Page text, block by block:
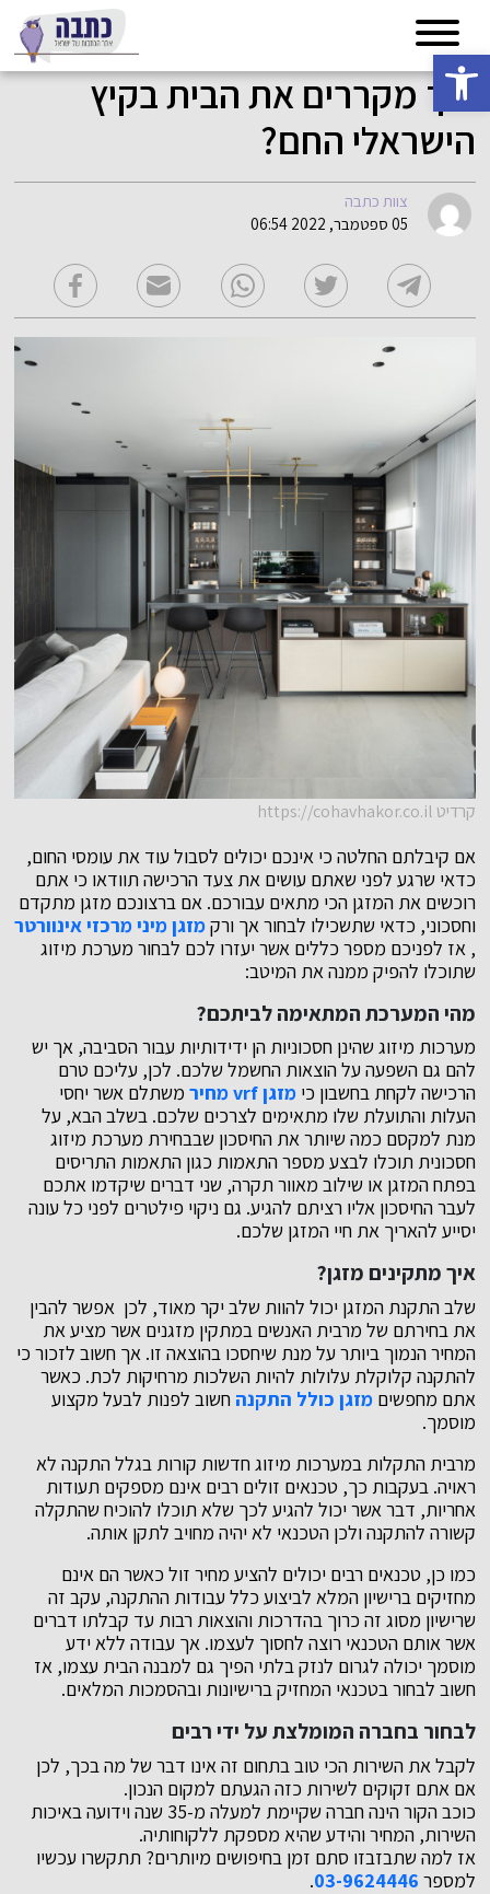
פתח סרגל נגישות
איך מקררים את הבית בקיץ
הישראלי החם?
צוות כתבה
05 ספטמבר, 2022 06:54
קרדיט https://cohavhakor.co.il
אם קיבלתם החלטה כי אינכם יכולים לסבול עוד את עומסי החום,
כדאי שרגע לפני שאתם עושים את צעד הרכישה תוודאו כי אתם
רוכשים את המזגן הכי מתאים עבורכם. אם ברצונכם מזגן מתקדם
וחסכוני, כדאי שתשכילו לבחור אך ורקמזגן מיני מרכזי אינוורטר
, אז לפניכם מספר כללים אשר יעזרו לכם לבחור מערכת מיזוג
שתוכלו להפיק ממנה את המיטב:
מהי המערכת המתאימה לביתכם?
מערכות מיזוג שהינן חסכוניות הן ידידותיות עבור הסביבה, אך יש
להם גם השפעה על הוצאות החשמל שלכם. לכן, עליכם טרם
הרכישה לקחת בחשבון כי מזגןvrfמחירמשתלם אשר יחסי
העלות והתועלת שלו מתאימים לצרכים שלכם. בשלב הבא, על
מנת למקסם כמה שיותר את החיסכון שבבחירת מערכת מיזוג
חסכונית תוכלו לבצע מספר התאמות כגון התאמות התריסים
בפתח המזגן או שילוב מאוור תקרה, שני דברים שיקדמו אתכם
לעבר החיסכון אליו רציתם להגיע. גם ניקוי פילטרים לפני כל עונה
יסייע להאריך את חיי המזגן שלכם.
איך מתקינים מזגן?
שלב התקנת המזגן יכול להוות שלב יקר מאוד, לכן אפשר להבין
את בחירתם של מרבית האנשים במתקין מזגנים אשר מציע את
המחיר הנמוך ביותר על מנת שיחסכו בהוצאה זו. אך חשוב לזכור כי
להתקנה קלוקלת עלולות להיות השלכות מרחיקות לכת. כאשר
אתם מחפשים מזגן כולל התקנה חשוב לפנות לבעל מקצוע
מוסמך.
מרבית התקלות במערכות מיזוג חדשות קורות בגלל התקנה לא
ראויה. בעקבות כך, טכנאים זולים רבים אינם מספקים תעודות
אחריות, דבר אשר יכול להגיע לכך שלא תוכלו להוכיח שהתקלה
קשורה להתקנה ולכן הטכנאי לא יהיה מחויב לתקן אותה.
כמו כן, טכנאים רבים יכולים להציע מחיר זול כאשר הם אינם
מחזיקים ברישיון המלא לביצוע כלל עבודות ההתקנה, עקב זה
שרישיון מסוג זה כרוך בהדרכות והוצאות רבות עד קבלתו דברים
אשר אותם הטכנאי רוצה לחסוך לעצמו. אך עבודה ללא ידע
מוסמך יכולה לגרום לנזק בלתי הפיך גם למבנה הבית עצמו, אז
חשוב לבחור בטכנאי המחזיק ברישיונות ובהסמכות המלאים.
לבחור בחברה המומלצת על ידי רבים
לקבל את השירות הכי טוב בתחום זה אינו דבר של מה בכך, לכן
אם אתם זקוקים לשירות כזה הגעתם למקום הנכון.
כוכב הקור הינה חברה שקיימת למעלה מ-35 שנה וידועה באיכות
השירות, המחיר והידע שהיא מספקת ללקוחותיה.
אז למה שתבזבזו סתם זמן בחיפושים מיותרים? תתקשרו עכשיו
למספר 03-9624446
.